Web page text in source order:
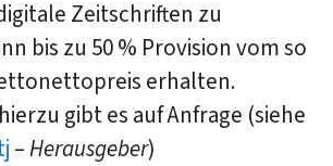
Zeitschriften zu
bis zu 50 % Provision vom so
erhalten.
gibt es auf Anfrage (siehe
–Herausgeber)